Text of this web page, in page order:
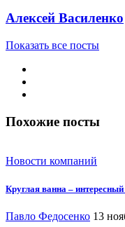
Алексей Василенко
Показать все посты
Похожие посты
Новости компаний
Круглая ванна – интересный
Павло Федосенко 13